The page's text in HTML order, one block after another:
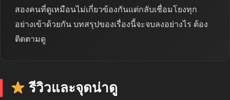
สองคนที่ดูเหมือนไม่เกี่ยวข้องกันแต่กลับเชื่อมโยงทุก
อย่างเข้าด้วยกัน บทสรุปของเรื่องนี้จะจบลงอย่างไร ต้อง
ติดตามดู
รีวิวและจุดน่าดู